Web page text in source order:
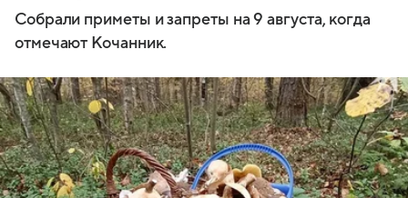
Собрали приметы и запреты на 9 августа, когда
отмечают Кочанник.